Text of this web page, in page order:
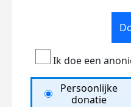
Ik doe een
Persoonlijke
donatie